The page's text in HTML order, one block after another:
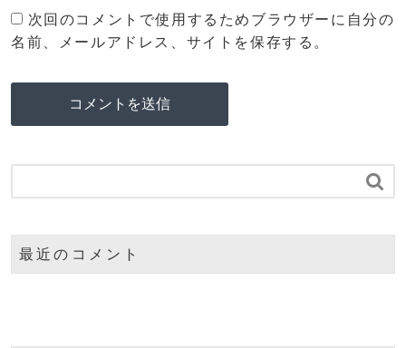
次回のコメントで使用するためブラウザーに自分の
名前、メールアドレス、サイトを保存する。

最近のコメント